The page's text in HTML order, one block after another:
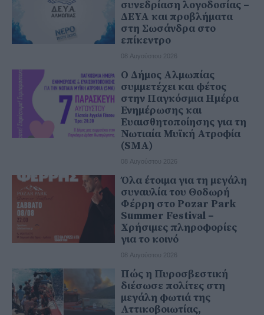
συνεδρίαση λογοδοσίας –
ΔΕΥΑ και προβλήματα
στη Σωσάνδρα στο
επίκεντρο
08 Αυγούστου 2026
Ο Δήμος Αλμωπίας
συμμετέχει και φέτος
στην Παγκόσμια Ημέρα
Ενημέρωσης και
Ευαισθητοποίησης για τη
Νωτιαία Μυϊκή Ατροφία
(SMA)
08 Αυγούστου 2026
Όλα έτοιμα για τη μεγάλη
συναυλία του Θοδωρή
Φέρρη στο Pozar Park
Summer Festival –
Χρήσιμες πληροφορίες
για το κοινό
08 Αυγούστου 2026
Πώς η Πυροσβεστική
διέσωσε πολίτες στη
μεγάλη φωτιά της
Αττικοβοιωτίας,